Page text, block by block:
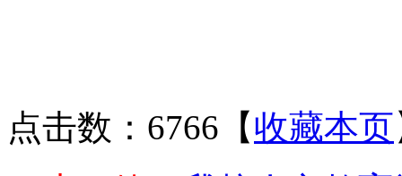
点击数：6766 【收藏本页